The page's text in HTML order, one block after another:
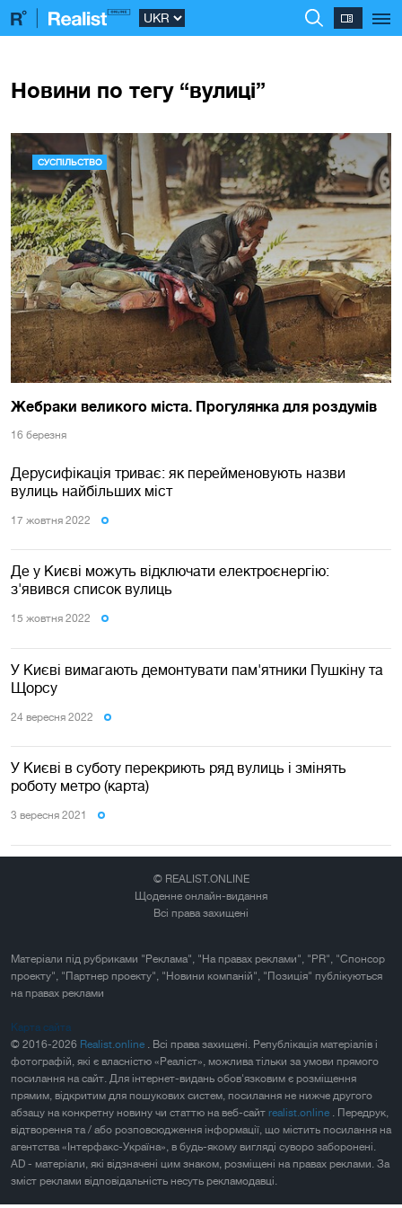
Новини по тегу “вулиці”
СУСПІЛЬСТВО
Жебраки великого міста. Прогулянка для роздумів
16 березня
Дерусифікація триває: як перейменовують назви
вулиць найбільших міст
17 жовтня 2022
Де у Києві можуть відключати електроєнергію:
з'явився список вулиць
15 жовтня 2022
У Києві вимагають демонтувати пам'ятники Пушкіну та
Щорсу
24 вересня 2022
У Києві в суботу перекриють ряд вулиць і змінять
роботу метро (карта)
3 вересня 2021
© REALIST.ONLINE
Щоденне онлайн-видання
Всі права захищені
Матеріали під рубриками "Реклама", "На правах реклами", "PR", "Спонсор
проекту", "Партнер проекту", "Новини компаній", "Позиція" публікуються
на правах реклами
Карта сайта
© 2016-2026 Realist.online
. Всі права захищені. Републікація матеріалів і
фотографій, які є власністю «Реаліст», можлива тільки за умови прямого
посилання на сайт. Для інтернет-видань обов'язковим є розміщення
прямим, відкритим для пошукових систем, посилання не нижче другого
абзацу на конкретну новину чи статтю на веб-сайт realist.online
. Передрук,
відтворення та / або розповсюдження інформації, що містить посилання на
агентства «Інтерфакс-Україна», в будь-якому вигляді суворо заборонені.
AD - матеріали, які відзначені цим знаком, розміщені на правах реклами. За
зміст реклами відповідальність несуть рекламодавці.